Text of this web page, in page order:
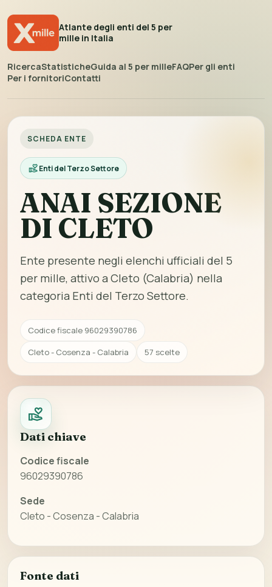
Atlante degli enti del 5 per
mille in Italia
RicercaStatisticheGuida al 5 per milleFAQPer gli enti
Per i fornitoriContatti
SCHEDA ENTE
Enti del Terzo Settore
ANAI SEZIONE
DI CLETO
Ente presente negli elenchi ufficiali del 5
per mille, attivo a Cleto (Calabria) nella
categoria Enti del Terzo Settore.
Codice fiscale 96029390786
Cleto - Cosenza - Calabria
57 scelte
Dati chiave
Codice fiscale
96029390786
Sede
Cleto - Cosenza - Calabria
Fonte dati